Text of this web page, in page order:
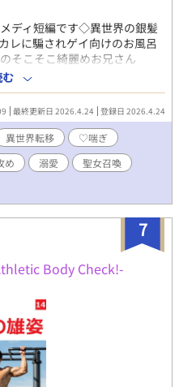
ディ短編です◇異世界の銀髪
レに騙されゲイ向けのお風呂
そこそこ綺麗めお兄さん
ください◇男性妊娠あります
最終更新日 2026.4.24 登録日 2026.4.24
異世界転移
♡喘ぎ
め 溺愛
聖女召喚
7
Body Check!-